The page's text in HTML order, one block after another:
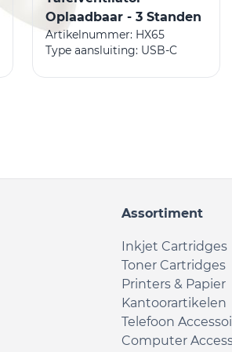
Oplaadbaar - 3 Standen
Artikelnummer: HX65
Type aansluiting: USB-C
Assortiment
Inkjet Cartridges
Toner Cartridges
Printers & Papier
Kantoorartikelen
Telefoon
Computer